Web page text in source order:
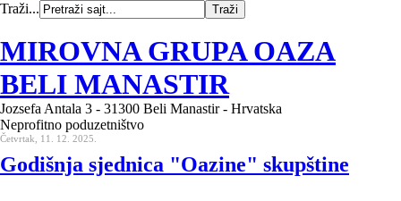
Traži...
MIROVNA GRUPA OAZA
BELI MANASTIR
Jozsefa Antala 3 - 31300 Beli Manastir - Hrvatska
Neprofitno poduzetništvo
Četvrtak, 11. 12. 2025.
Godišnja sjednica "Oazine" skupštine